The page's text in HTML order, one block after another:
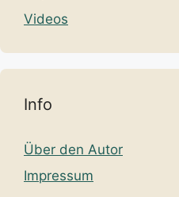
Videos
Info
Über den Autor
Impressum